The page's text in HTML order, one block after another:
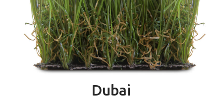
Dubai